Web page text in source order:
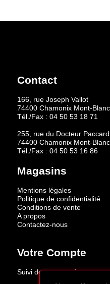
Contact
166, rue Joseph Vallot
74400 Chamonix Mont-Blanc
Tél./Fax : 04 50 53 18 71
255, rue du Docteur Paccard
74400 Chamonix Mont-Blanc
Tél./Fax : 04 50 53 16 86
Magasins
Mentions légales
Politique de confidentialité
Conditions de vente
A propos
Contactez-nous
Votre Compte
Suivi de commande